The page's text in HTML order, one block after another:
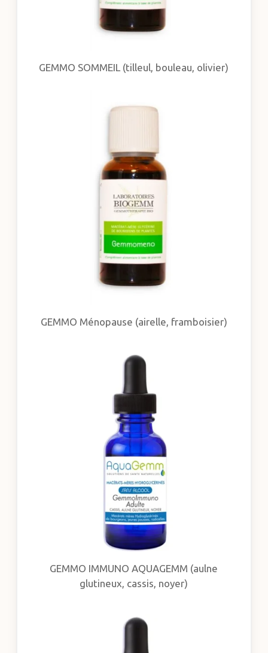
GEMMO SOMMEIL (tilleul, bouleau, olivier)
GEMMO Ménopause (airelle, framboisier)
GEMMO IMMUNO AQUAGEMM (aulne
glutineux, cassis, noyer)